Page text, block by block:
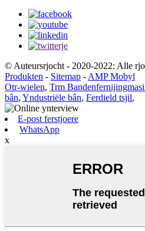
© Auteursrjocht - 2020-2022: Alle
Produkten - Sitemap -AMP Mobyl
Otr-wielen, Trm
bân, Yndustriële bân, Ferdield tsjil,
E-post ferstjoere
WhatsApp
x